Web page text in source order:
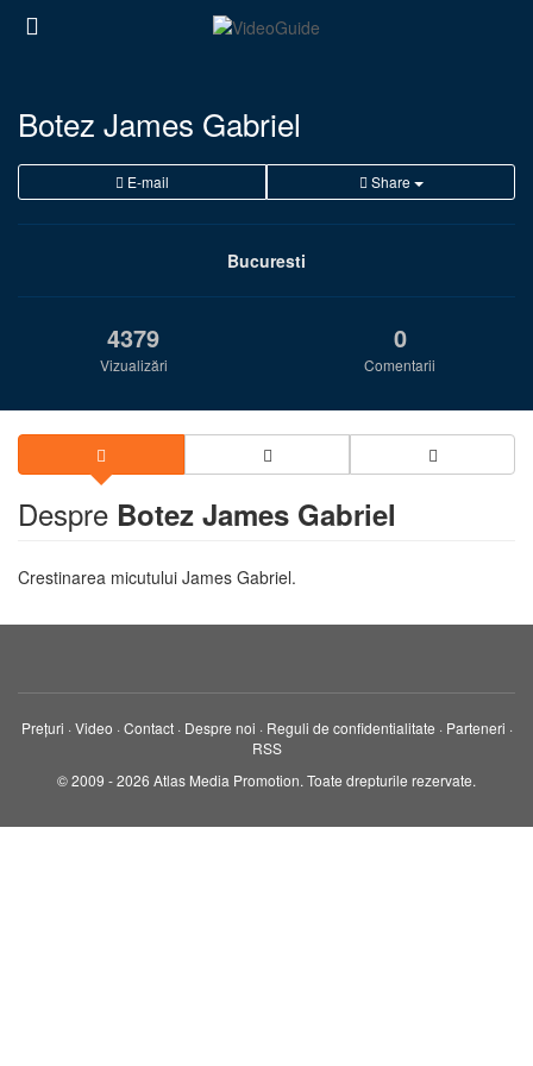
Botez James Gabriel
E-mail Share
Bucuresti
4379
Vizualizări
0
Comentarii
Despre Botez James Gabriel
Crestinarea micutului James Gabriel.
Prețuri ·Video ·Contact· Despre noi · Reguli de confidentialitate · Parteneri ·
RSS
© 2009 - 2026 Atlas Media Promotion. Toate drepturile rezervate.